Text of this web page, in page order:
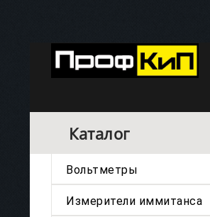
Каталог
Вольтметры
Измерители иммитанса